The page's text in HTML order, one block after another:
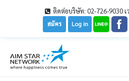
ติดต่อบริษัท: 02-726-9030 เ
Log in
สมัคร